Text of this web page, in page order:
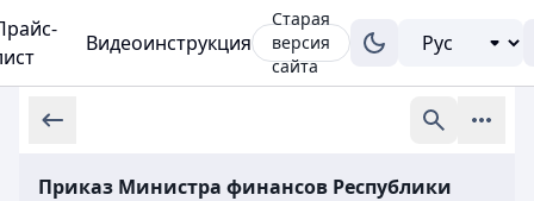
Видеоинструкция
Старая
версия
сайта
Приказ Министра финансов Республики